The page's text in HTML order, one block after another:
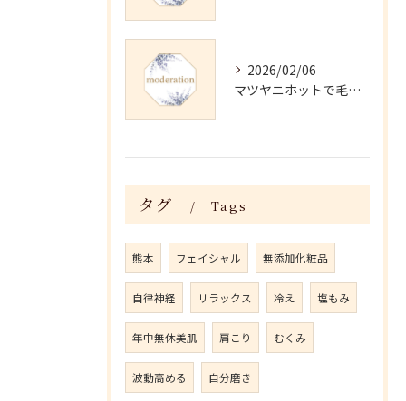
2026/02/06
マツヤニホットで毛穴・くすみ改善術
タグ Tags
熊本 フェイシャル 無添加化粧品
自律神経 リラックス 冷え 塩もみ
年中無休美肌 肩こり むくみ
波動高める 自分磨き